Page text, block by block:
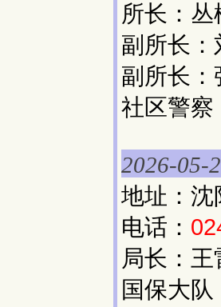
所长：
副所长：
副所长：
社区警察
2026-05-
地址：沈
电话：
局长：王
国保大队